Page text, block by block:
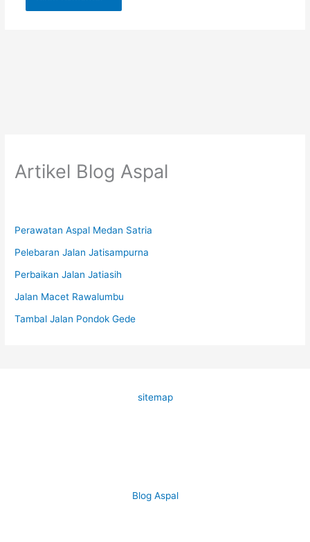
Artikel Blog Aspal
Perawatan Aspal Medan Satria
Pelebaran Jalan Jatisampurna
Perbaikan Jalan Jatiasih
Jalan Macet Rawalumbu
Tambal Jalan Pondok Gede
sitemap
Blog Aspal